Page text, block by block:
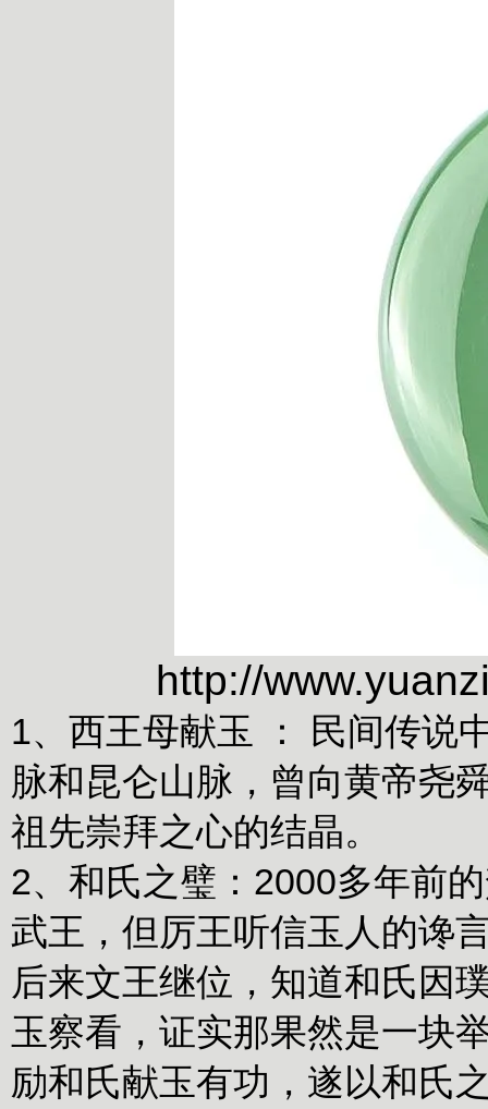
http://
1、西王母献玉 ： 民间传
脉和昆仑山脉，曾向黄帝尧
祖先崇拜之心的结晶。
2、和氏之璧： 2000多年前
武王，但厉王听信玉人的谗
后来文王继位，知道和氏因
玉察看，证实那果然是一块
励和氏献玉有功，遂以和氏